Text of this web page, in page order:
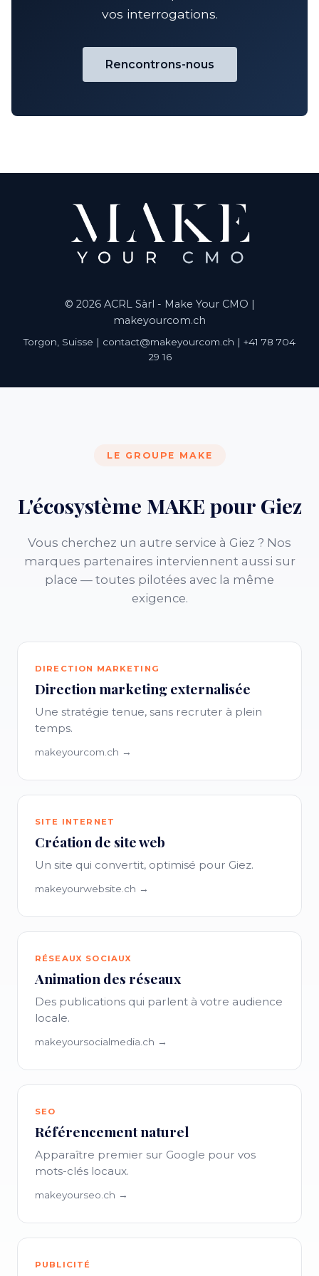
nous réunissons régulièrement pour discuter
vos interrogations.
Rencontrons-nous
© 2026 ACRL Sàrl - Make Your CMO |
makeyourcom.ch
Torgon, Suisse | contact@makeyourcom.ch | +41 78 704
29 16
LE GROUPE MAKE
L'écosystème MAKE pour Giez
Vous cherchez un autre service à Giez ? Nos
marques partenaires interviennent aussi sur
place — toutes pilotées avec la même
exigence.
DIRECTION MARKETING
Direction marketing externalisée
Une stratégie tenue, sans recruter à plein
temps.
makeyourcom.ch →
SITE INTERNET
Création de site web
Un site qui convertit, optimisé pour Giez.
makeyourwebsite.ch →
RÉSEAUX SOCIAUX
Animation des réseaux
Des publications qui parlent à votre audience
locale.
makeyoursocialmedia.ch →
SEO
Référencement naturel
Apparaître premier sur Google pour vos
mots-clés locaux.
makeyourseo.ch →
PUBLICITÉ